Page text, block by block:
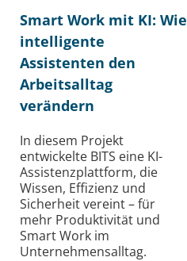
Smart Work mit KI: Wie
intelligente
Assistenten den
Arbeitsalltag
verändern
In diesem Projekt
entwickelte BITS eine KI-
Assistenzplattform, die
Wissen, Effizienz und
Sicherheit vereint – für
mehr Produktivität und
Smart Work im
Unternehmensalltag.